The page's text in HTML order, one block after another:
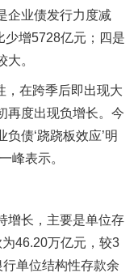
企业债发行力度减
少增5728亿元；四是
。
，在跨季后即出现大
再度出现负增长。今
债‘跷跷板效应’明
峰表示。
增长，主要是单位存
46.20万亿元，较3
单位结构性存款余